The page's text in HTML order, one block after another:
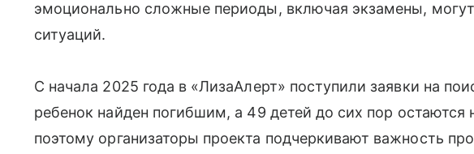
эмоционально сложные периоды, включая экзамены,
ситуаций.
С начала 2025 года в «ЛизаАлерт» поступили заявки на
ребенок найден погибшим, а 49 детей до сих пор
поэтому организаторы проекта подчеркивают важность